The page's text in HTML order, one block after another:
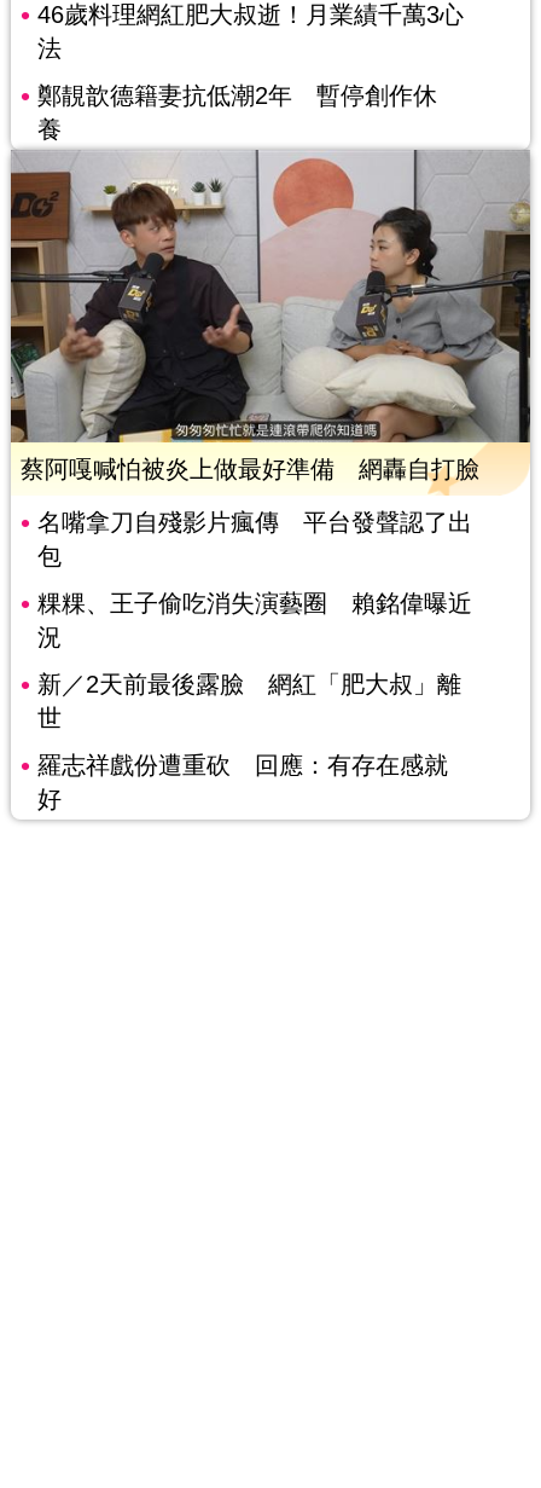
46歲料理網紅肥大叔逝！月業績千萬3心
法
鄭靚歆德籍妻抗低潮2年 暫停創作休
養
蔡阿嘎喊怕被炎上做最好準備 網轟自打臉
名嘴拿刀自殘影片瘋傳 平台發聲認了出
包
粿粿、王子偷吃消失演藝圈 賴銘偉曝近
況
新／2天前最後露臉 網紅「肥大叔」離
世
羅志祥戲份遭重砍 回應：有存在感就
好